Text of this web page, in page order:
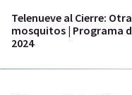
Telenueve al Cierre:
mosquitos | Programa
2024